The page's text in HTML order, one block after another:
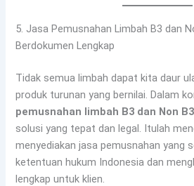
5. Jasa Pemusnahan Limbah B3 dan
Berdokumen Lengkap
Tidak semua limbah dapat kita daur
produk turunan yang bernilai. Dalam
pemusnahan limbah B3 dan Non B3
solusi yang tepat dan legal. Itulah
menyediakan jasa pemusnahan yang
ketentuan hukum Indonesia dan
lengkap untuk klien.